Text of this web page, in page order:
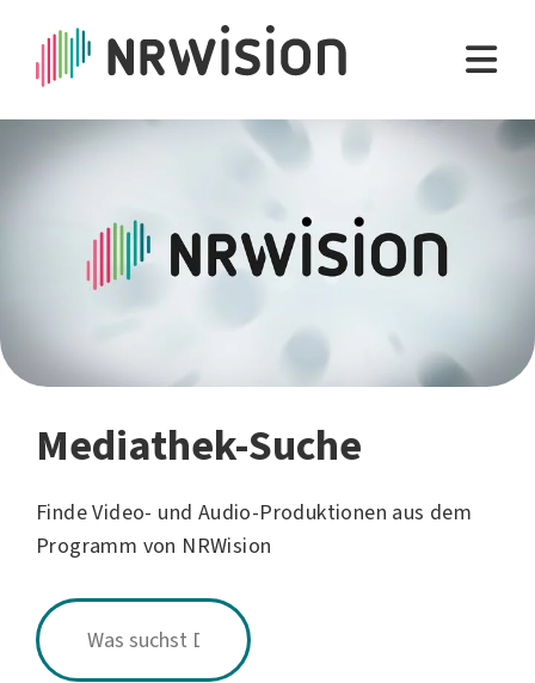
Mediathek-Suche
Finde Video- und Audio-Produktionen aus dem
Programm von NRWision